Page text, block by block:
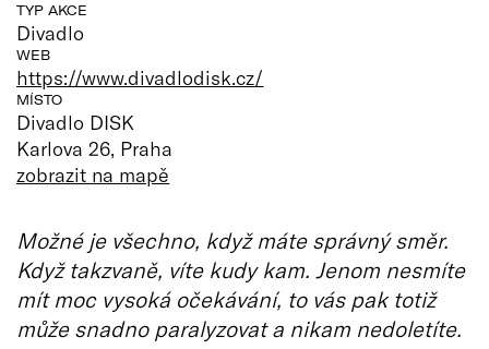
TYP AKCE
Divadlo
WEB
https://www.divadlodisk.cz/
MÍSTO
Divadlo DISK
Karlova 26, Praha
zobrazit na mapě
Možné je všechno, když máte správný směr.
Když takzvaně, víte kudy kam. Jenom nesmíte
mít moc vysoká očekávání, to vás pak totiž
může snadno paralyzovat a nikam nedoletíte.